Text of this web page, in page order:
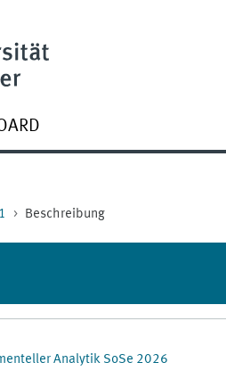
Beschreibung
Analytik SoSe 2026